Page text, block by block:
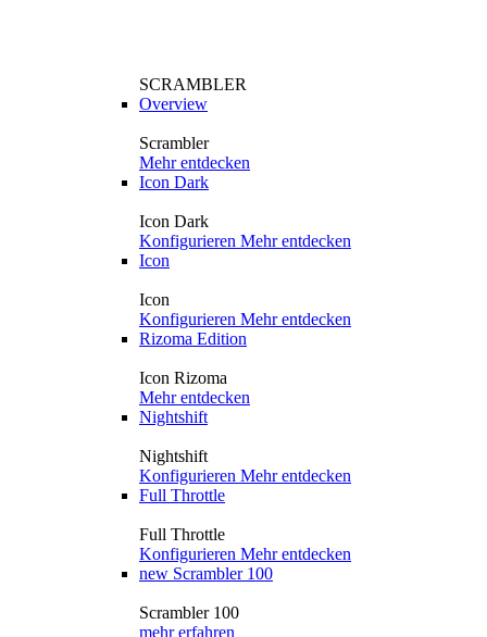
SCRAMBLER
Overview
Scrambler
Mehr entdecken
Icon Dark
Icon Dark
Konfigurieren Mehr entdecken
Icon
Icon
Konfigurieren Mehr entdecken
Rizoma Edition
Icon Rizoma
Mehr entdecken
Nightshift
Nightshift
Konfigurieren Mehr entdecken
Full Throttle
Full Throttle
Konfigurieren Mehr entdecken
new Scrambler 100
Scrambler 100
mehr erfahren